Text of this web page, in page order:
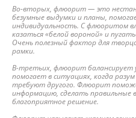
Во-вторых, флюорит — это
безумные выдумки и планы,
индивидуальность. С флюоритом
казаться «белой вороной» и
Очень полезный фактор для
рамки.
В-третьих, флюорит балансирует
помогает в ситуациях, когда
требуют другого. Флюорит
информацию, сделать правильные
благоприятное решение.